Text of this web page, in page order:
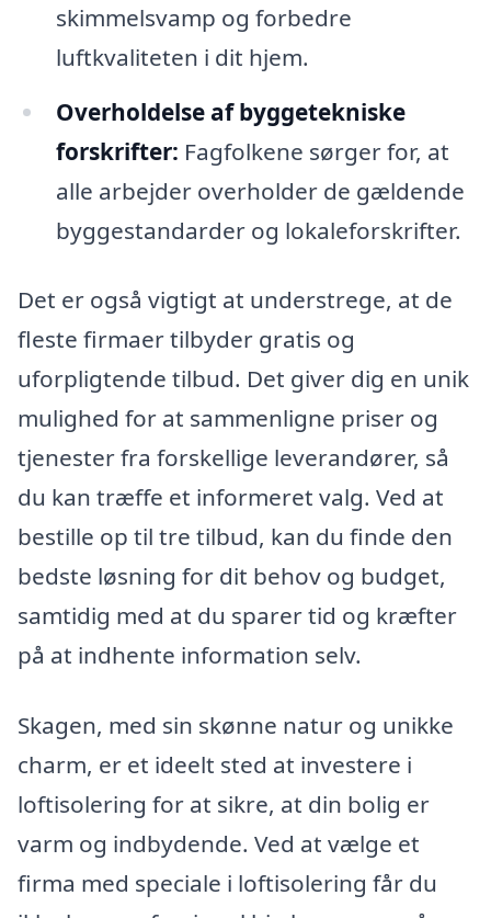
skimmelsvamp og forbedre
luftkvaliteten i dit hjem.
Overholdelse af byggetekniske
forskrifter: Fagfolkene sørger for, at
alle arbejder overholder de gældende
byggestandarder og lokaleforskrifter.
Det er også vigtigt at understrege, at de
fleste firmaer tilbyder gratis og
uforpligtende tilbud. Det giver dig en unik
mulighed for at sammenligne priser og
tjenester fra forskellige leverandører, så
du kan træffe et informeret valg. Ved at
bestille op til tre tilbud, kan du finde den
bedste løsning for dit behov og budget,
samtidig med at du sparer tid og kræfter
på at indhente information selv.
Skagen, med sin skønne natur og unikke
charm, er et ideelt sted at investere i
loftisolering for at sikre, at din bolig er
varm og indbydende. Ved at vælge et
firma med speciale i loftisolering får du